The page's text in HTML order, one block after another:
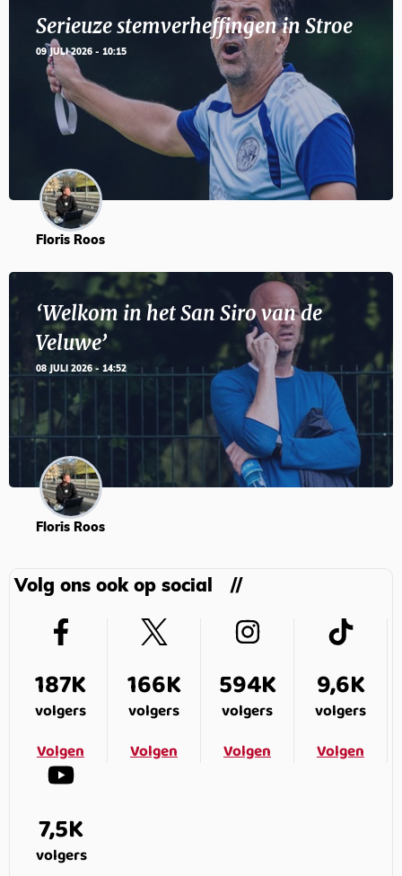
Serieuze stemverheffingen in Stroe
09 JULI 2026 - 10:15
Floris Roos
‘Welkom in het San Siro van de
Veluwe’
08 JULI 2026 - 14:52
Floris Roos
Volg ons ook op social
187K
volgers
Volgen
166K
volgers
Volgen
594K
volgers
Volgen
9,6K
volgers
Volgen
7,5K
volgers